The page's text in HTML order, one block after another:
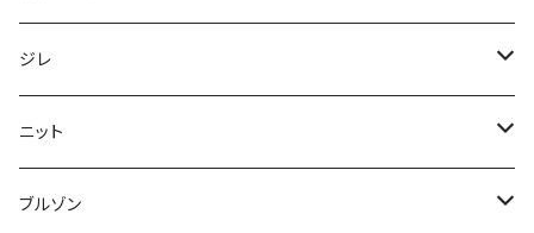
50/XL～
48/L
50/XL～
46/M
48/L
50/XL～
～44/S
46/M
48/L
ジレ
～44/S
46/M
ニット
～44/S
ブルゾン